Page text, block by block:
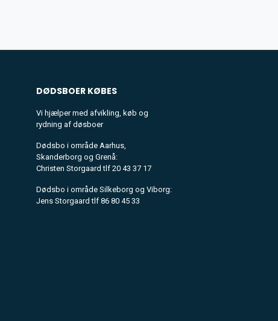
DØDSBOER KØBES
Vi hjælper med afvikling, køb og
rydning af døsboer
Dødsbo i område Aarhus,
Skanderborg og Grenå:
Christen Storgaard tlf 20 43 37 17
Dødsbo i område Silkeborg og Viborg:
Jens Storgaard tlf 86 80 45 33